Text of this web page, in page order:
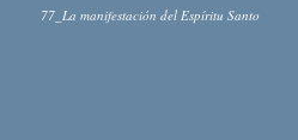
77_La manifestación del Espíritu Santo